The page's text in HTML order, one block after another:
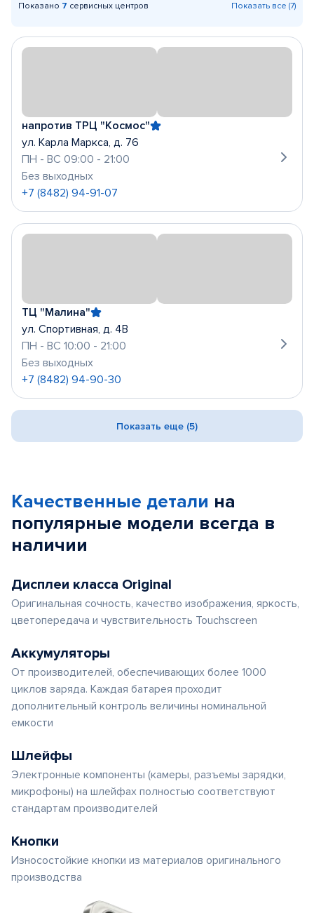
Показано 7 сервисных центров Показать все (7)
напротив ТРЦ "Космос"
ул. Карла Маркса, д. 76
ПН - ВС 09:00 - 21:00
Без выходных
+7 (8482) 94-91-07
ТЦ "Малина"
ул. Спортивная, д. 4В
ПН - ВС 10:00 - 21:00
Без выходных
+7 (8482) 94-90-30
Показать еще (5)
Качественные детали на
популярные модели всегда в
наличии
Дисплеи класса Original
Оригинальная сочность, качество изображения, яркость,
цветопередача и чувствительность Touchscreen
Аккумуляторы
От производителей, обеспечивающих более 1000
циклов заряда. Каждая батарея проходит
дополнительный контроль величины номинальной
емкости
Шлейфы
Электронные компоненты (камеры, разъемы зарядки,
микрофоны) на шлейфах полностью соответствуют
стандартам производителей
Кнопки
Износостойкие кнопки из материалов оригинального
производства